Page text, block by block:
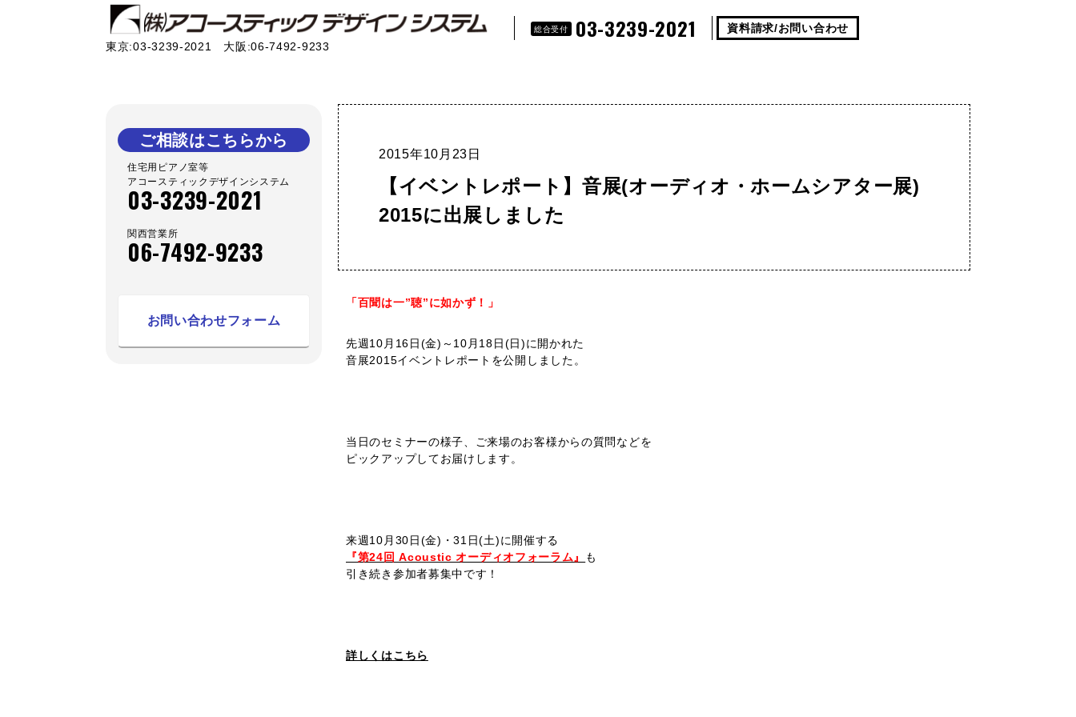
東京:03-3239-2021 大阪:06-7492-9233
総合受付 03-3239-2021 資料請求/お問い合わせ
ご相談はこちらから
住宅用ピアノ室等
アコースティックデザインシステム
03-3239-2021
関西営業所
06-7492-9233
お問い合わせフォーム
2015年10月23日
【イベントレポート】音展(オーディオ・ホームシアター展)
2015に出展しました
「百聞は一”聴”に如かず！」
先週10月16日(金)～10月18日(日)に開かれた
音展2015イベントレポートを公開しました。
当日のセミナーの様子、ご来場のお客様からの質問などを
ピックアップしてお届けします。
来週10月30日(金)・31日(土)に開催する
『第24回 Acoustic オーディオフォーラム』
も
引き続き参加者募集中です！
詳しくはこちら